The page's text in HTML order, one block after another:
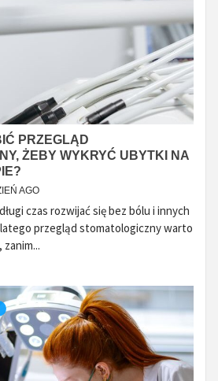
PRZEGLĄD
ŻEBY WYKRYĆ UBYTKI NA
AGO
czas rozwijać się bez bólu i innych
przegląd stomatologiczny warto